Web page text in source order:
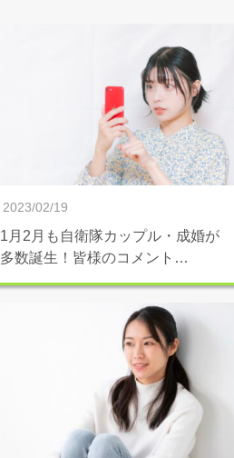
2023/02/19
1月2月も自衛隊カップル・成婚が
多数誕生！皆様のコメント…